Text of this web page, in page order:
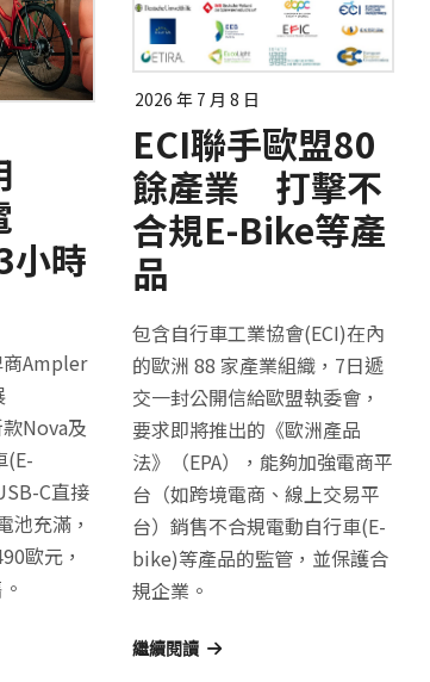
時
商Ampler
Nova及
(E-
C直接
池充滿，
歐元，
2026 年 7 月 8 日
ECI聯手歐盟80
餘產業 打擊不
合規E-Bike等產
品
包含自行車工業協會(ECI)在內
的歐洲 88 家產業組織，7日遞
交一封公開信給歐盟執委會，
要求即將推出的《歐洲產品
法》（EPA），能夠加強電商平
台（如跨境電商、線上交易平
台）銷售不合規電動自行車(E-
bike)等產品的監管，並保護合
規企業。
繼續閱讀